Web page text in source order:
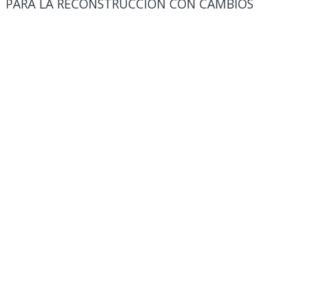
PARA LA RECONSTRUCCIÓN CON CAMBIOS